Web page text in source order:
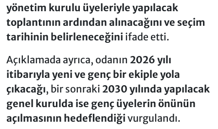
yönetim kurulu üyeleriyle yapılacak
toplantının ardından alınacağını ve seçim
tarihinin belirleneceğini ifade etti.
Açıklamada ayrıca, odanın 2026 yılı
itibarıyla yeni ve genç bir ekiple yola
çıkacağı, bir sonraki 2030 yılında yapılacak
genel kurulda ise genç üyelerin önünün
açılmasının hedeflendiği vurgulandı.